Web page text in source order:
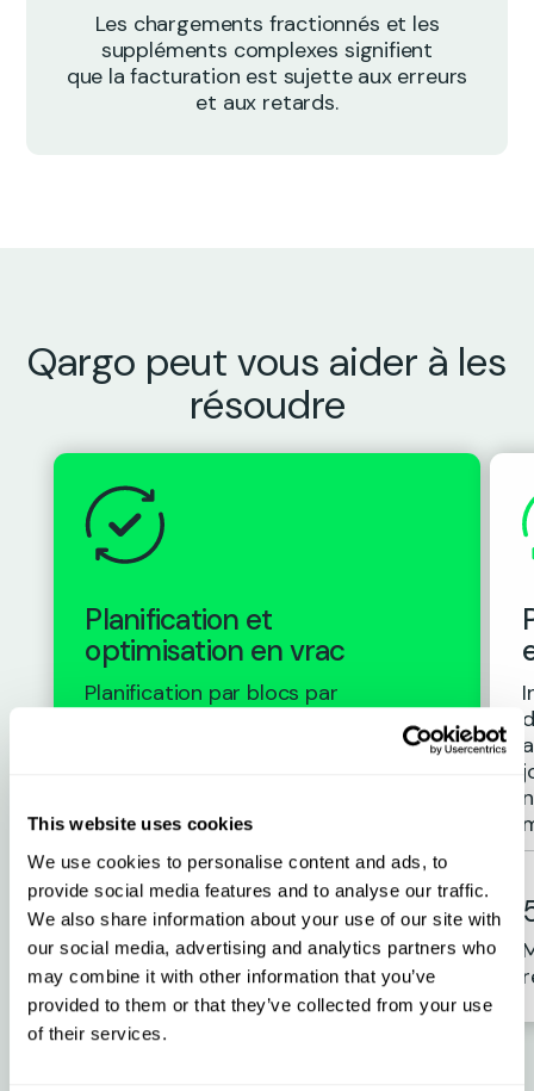
This website uses cookies
We use cookies to personalise content and ads, to
provide social media features and to analyse our traffic.
We also share information about your use of our site with
our social media, advertising and analytics partners who
may combine it with other information that you’ve
provided to them or that they’ve collected from your use
of their services.
Les chargements fractionnés et les
suppléments complexes signifient
que la facturation est sujette aux erreurs
et aux retards.
Qargo peut vous aider à les
résoudre
Planification et
optimisation en vrac
Planification par blocs par
cargaisons en vrac multi-sites et
et non en quelques heures.
1 heure
de temps de planification
économisée par jour